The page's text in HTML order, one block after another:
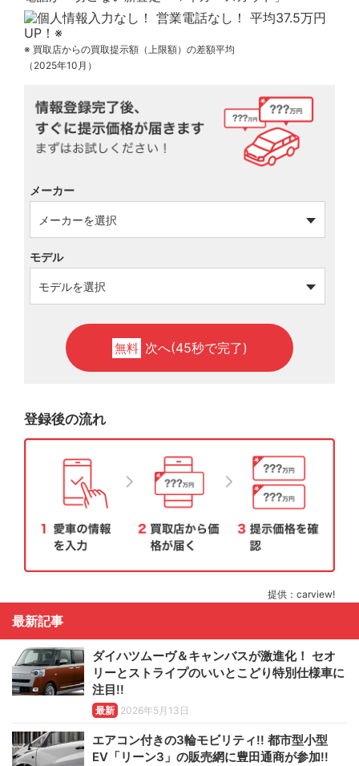
※ 買取店からの買取提示額（上限額）の差額平均
（2025年10月）
メーカー
モデル
無料 次へ(45秒で完了)
登録後の流れ
提供：carview!
最新記事
ダイハツムーヴ＆キャンバスが激進化！ セオ
リーとストライプのいいとこどり特別仕様車に
注目!!
最新 2026年5月13日
エアコン付きの3輪モビリティ!! 都市型小型
EV「リーン3」の販売網に豊田通商が参加!!